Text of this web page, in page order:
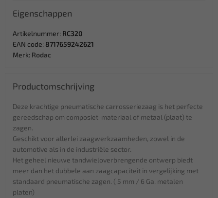
Eigenschappen
Artikelnummer: RC320
EAN code: 8717659242621
Merk: Rodac
Productomschrijving
Deze krachtige pneumatische carrosseriezaag is het perfecte
gereedschap om composiet-materiaal of metaal (plaat) te
zagen.
Geschikt voor allerlei zaagwerkzaamheden, zowel in de
automotive als in de industriële sector.
Het geheel nieuwe tandwieloverbrengende ontwerp biedt
meer dan het dubbele aan zaagcapaciteit in vergelijking met
standaard pneumatische zagen. ( 5 mm / 6 Ga. metalen
platen)